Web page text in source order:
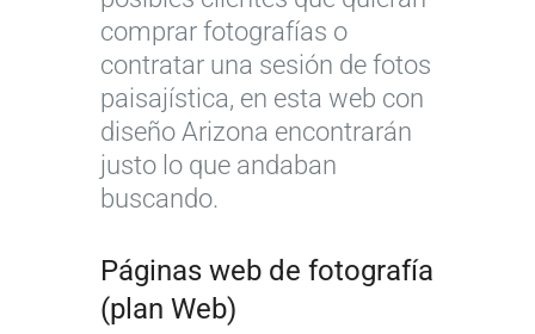
comprar fotografías o
contratar una sesión de fotos
paisajística, en esta web con
diseño Arizona encontrarán
justo lo que andaban
buscando.
Páginas web de fotografía
(plan Web)